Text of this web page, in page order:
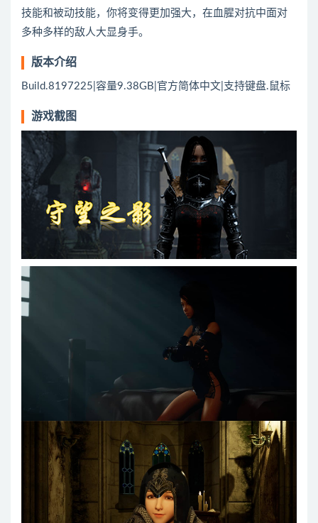
技能和被动技能，你将变得更加强大，在血腥对抗中面对
多种多样的敌人大显身手。
版本介绍
Build.8197225|容量9.38GB|官方简体中文|支持键盘.鼠标
游戏截图